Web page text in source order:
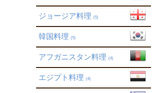
ジョージア料理 (5)
韓国料理 (5)
アフガニスタン料理 (4)
エジプト料理 (4)